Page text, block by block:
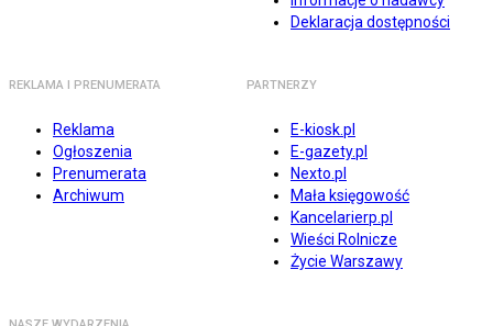
Deklaracja dostępności
REKLAMA I PRENUMERATA
Reklama
Ogłoszenia
Prenumerata
Archiwum
PARTNERZY
E-kiosk.pl
E-gazety.pl
Nexto.pl
Mała księgowość
Kancelarierp.pl
Wieści Rolnicze
Życie Warszawy